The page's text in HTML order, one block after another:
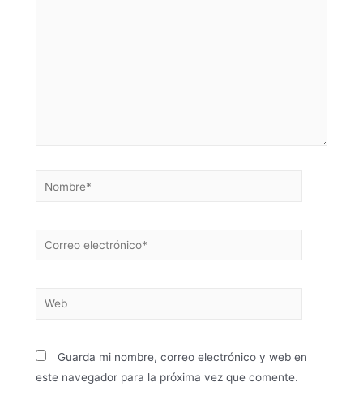
Guarda mi nombre, correo electrónico y web en
este navegador para la próxima vez que comente.